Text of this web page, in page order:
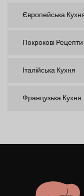
Європейська
Покрокові Рецепти
Італійська Кухня
Французька Кухня